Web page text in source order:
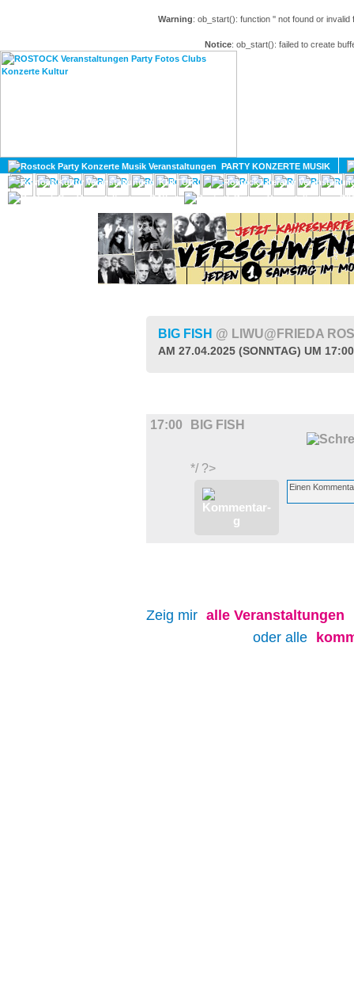
Warning: ob_start(): function '' not found or
Notice: ob_start(): failed to create
PARTY KONZERTE MUSIK
KULTUR
GAY
BIG FISH @ LIWU@FRIEDA
AM 27.04.2025 (SONNTAG) UM
17:00 BIG FISH
*/ ?>
Zeig mir alle Veranstaltungen
oder alle